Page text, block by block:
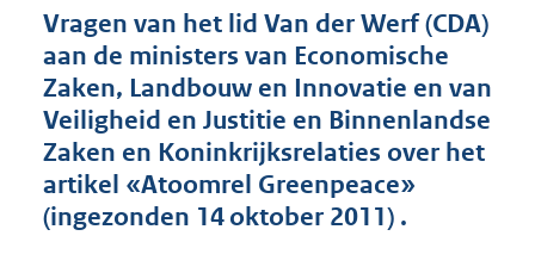
n
d
s
g
r
o
o
t
t
Vragen van het lid Van der Werf (CDA)
aan de ministers van Economische
Zaken, Landbouw en Innovatie en van
Veiligheid en Justitie en Binnenlandse
Zaken en Koninkrijksrelaties over het
artikel «Atoomrel Greenpeace»
(ingezonden 14 oktober 2011) .